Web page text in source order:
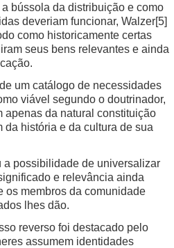
bússola da distribuição e como
deveriam funcionar, Walzer[5]
como historicamente certas
seus bens relevantes e ainda
um catálogo de necessidades
viável segundo o doutrinador,
apenas da natural constituição
da história e da cultura de sua
a possibilidade de universalizar
e relevância ainda
os membros da comunidade
lhes dão.
reverso foi destacado pelo
assumem identidades